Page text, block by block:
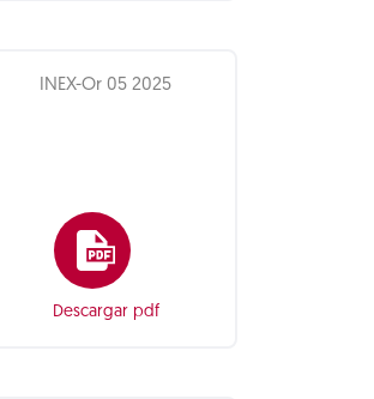
INEX-Or 05 2025
Descargar pdf